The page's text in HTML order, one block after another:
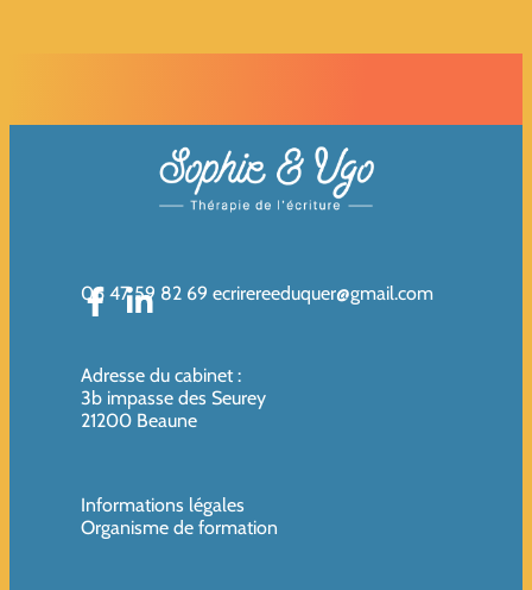
06 47 59 82 69 ecrirereeduquer@gmail.com
Adresse du cabinet :
3b impasse des Seurey
21200 Beaune
Informations légales
Organisme de formation